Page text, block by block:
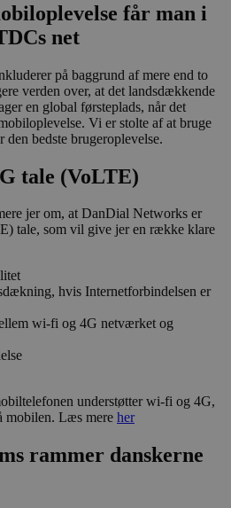
får man i
net
på baggrund af mere end to
verden over, at det landsdækkende
en global førsteplads, når det
Vi er stolte af at bruge
bedste brugeroplevelse.
tale (VoLTE)
jer om, at DanDial Networks er
tale, som vil give jer en række klare
hvis Internetforbindelsen er
wi-fi og 4G netværket og
understøtter wi-fi og 4G,
mobilen. Læs mere her
rammer danskerne